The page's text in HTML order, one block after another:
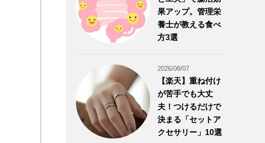
果アップ。管理栄
養士が教える食べ
方3選
2026/08/07
【楽天】重ね付け
が苦手でも大丈
夫！つけるだけで
決まる「セットア
クセサリー」10選